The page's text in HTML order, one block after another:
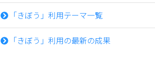
「きぼう」利用テーマ一覧
「きぼう」利用の最新の成果